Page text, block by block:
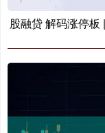
股融贷 解码涨停板